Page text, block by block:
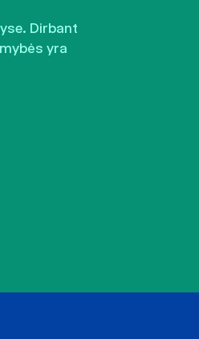
Dirbant
yra